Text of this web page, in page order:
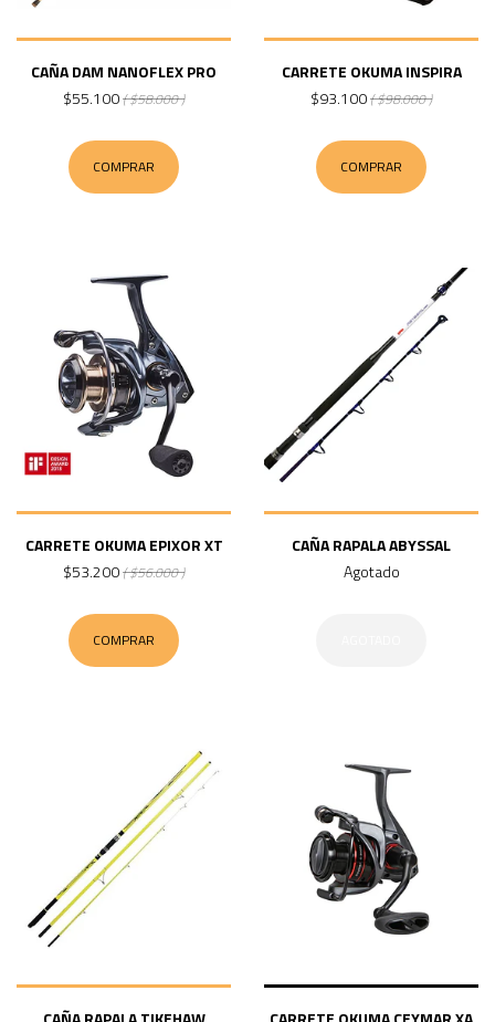
CAÑA DAM NANOFLEX PRO
$55.100( $58.000 )
COMPRAR
CARRETE OKUMA INSPIRA
$93.100( $98.000 )
COMPRAR
CARRETE OKUMA EPIXOR XT
$53.200( $56.000 )
COMPRAR
CAÑA RAPALA ABYSSAL
Agotado